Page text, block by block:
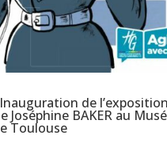
de l’exposition
Joséphine BAKER au
Toulouse